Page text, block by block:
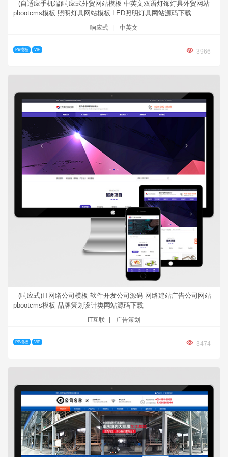
(自适应手机端)响应式外贸网站模板 中英文双语灯饰灯具外贸网站
pbootcms模板 照明灯具网站模板 LED照明灯具网站源码下载
响应式 中英文
PB模板 VIP 3966
(响应式)IT网络公司模板 软件开发公司源码 网络建站广告公司网站
pbootcms模板 品牌策划设计类网站源码下载
IT互联 广告策划
PB模板 VIP 3474